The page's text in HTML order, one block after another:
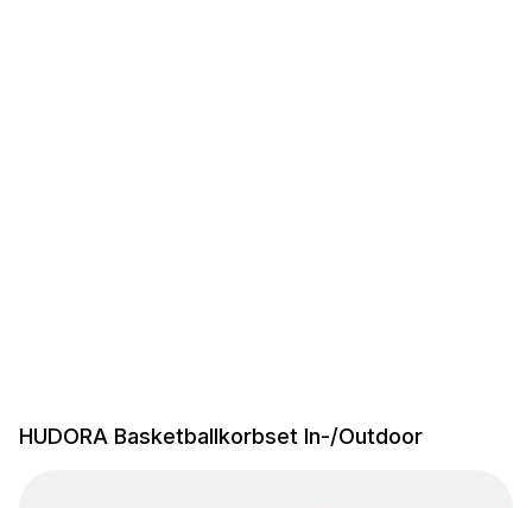
HUDORA Basketballkorbset In-/Outdoor